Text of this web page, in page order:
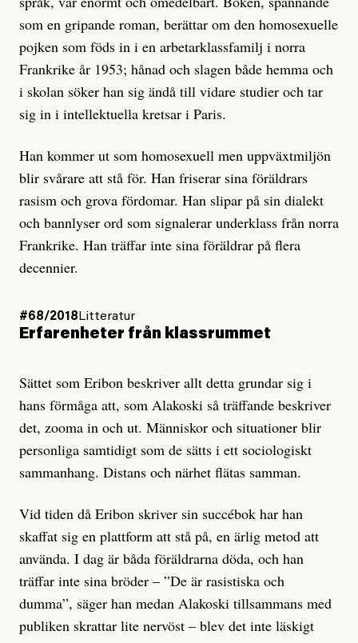
som en gripande roman, berättar om den homosexuelle
pojken som föds in i en arbetarklassfamilj i norra
Frankrike år 1953; hånad och slagen både hemma och
i skolan söker han sig ändå till vidare studier och tar
sig in i intellektuella kretsar i Paris.
Han kommer ut som homosexuell men uppväxtmiljön
blir svårare att stå för. Han friserar sina föräldrars
rasism och grova fördomar. Han slipar på sin dialekt
och bannlyser ord som signalerar underklass från norra
Frankrike. Han träffar inte sina föräldrar på flera
decennier.
#68/2018 Litteratur
Erfarenheter från klassrummet
Sättet som Eribon beskriver allt detta grundar sig i
hans förmåga att, som Alakoski så träffande beskriver
det, zooma in och ut. Människor och situationer blir
personliga samtidigt som de sätts i ett sociologiskt
sammanhang. Distans och närhet flätas samman.
Vid tiden då Eribon skriver sin succébok har han
skaffat sig en plattform att stå på, en ärlig metod att
använda. I dag är båda föräldrarna döda, och han
träffar inte sina bröder – ”De är rasistiska och
dumma”, säger han medan Alakoski tillsammans med
publiken skrattar lite nervöst – blev det inte läskigt